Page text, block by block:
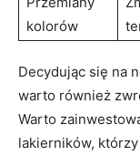
kolorów
Decydując się na
warto również
Warto
lakierników,